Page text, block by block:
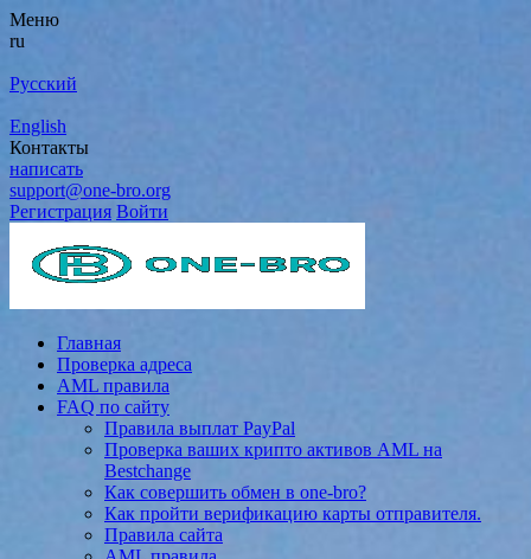
Меню
ru
Русский
English
Контакты
написать
support@one-bro.org
Регистрация Войти
Главная
Проверка адреса
AML правила
FAQ по сайту
Правила выплат PayPal
Проверка ваших крипто активов AML на
Bestchange
Как совершить обмен в one-bro?
Как пройти верификацию карты отправителя.
Правила сайта